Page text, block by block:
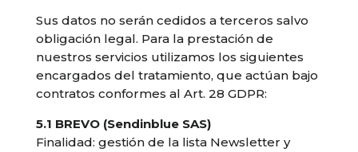
Sus datos no serán cedidos a terceros salvo
obligación legal. Para la prestación de
nuestros servicios utilizamos los siguientes
encargados del tratamiento, que actúan bajo
contratos conformes al Art. 28 GDPR:
5.1 BREVO (Sendinblue SAS)
Finalidad: gestión de la lista Newsletter y